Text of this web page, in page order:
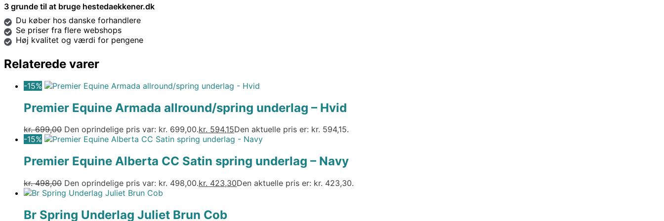
3 grunde til at bruge hestedaekkener.dk
Du køber hos danske forhandlere
Se priser fra flere webshops
Høj kvalitet og værdi for pengene
Relaterede varer
-15%
Premier Equine Armada allround/spring underlag – Hvid
kr.699,00 Den oprindelige pris var: kr. 699,00.kr. 594,15Den aktuelle pris er: kr. 594,15.
-15%
Premier Equine Alberta CC Satin spring underlag – Navy
kr.498,00 Den oprindelige pris var: kr. 498,00.kr. 423,30Den aktuelle pris er: kr. 423,30.
Br Spring Underlag Juliet Brun Cob